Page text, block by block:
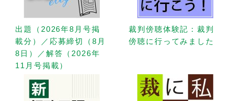
出題（2026年8月号掲
載分）／応募締切（8月
8日）／解答（2026年
11月号掲載）
裁判傍聴体験記：裁判
傍聴に行ってみました